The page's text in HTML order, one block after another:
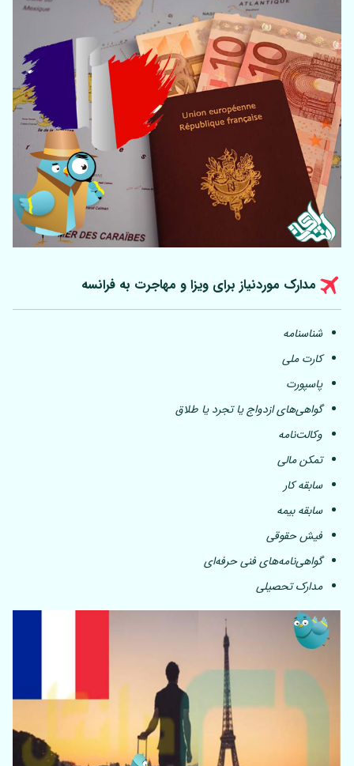
مدارک موردنیاز برای ویزا و مهاجرت به فرانسه
شناسنامه
کارت ملی
پاسپورت
گواهی‌های ازدواج یا تجرد یا طلاق
وکالت‌نامه
تمکن مالی
سابقه کار
سابقه بیمه
فیش حقوقی
گواهی‌نامه‌های فنی حرفه‌ای
مدارک تحصیلی